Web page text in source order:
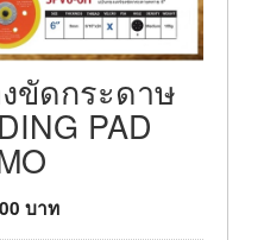
ขัดกระดาษ
PAD
บาท